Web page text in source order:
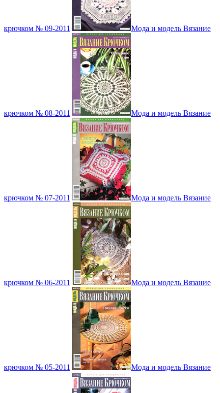
крючком № 09-2011 Мода и модель Вязание
крючком № 08-2011 Мода и модель Вязание
крючком № 07-2011 Мода и модель Вязание
крючком № 06-2011 Мода и модель Вязание
крючком № 05-2011 Мода и модель Вязание